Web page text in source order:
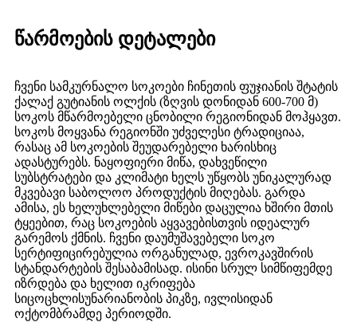
წარმოების დეტალები
ჩვენი სამკურნალო სოკოები ჩინეთის ფუჯიანის შტატის
ქალაქ გუტიანის ოლქის (ზღვის დონიდან 600-700 მ)
სოკოს მწარმოებელი ცნობილი რეგიონიდან მოჰყავთ.
სოკოს მოყვანა რეგიონში უძველესი ტრადიციაა,
რასაც ამ სოკოების შეუდარებელი ხარისხიც
ადასტურებს. ნაყოფიერი მიწა, დახვეწილი
სუბსტრატები და კლიმატი ხელს უწყობს უნიკალურად
მკვებავი საბოლოო პროდუქტის მიღებას. გარდა
ამისა, ეს ხელუხლებელი მიწები დაცულია ხშირი მთის
ტყეებით, რაც სოკოების აყვავებისთვის იდეალურ
გარემოს ქმნის. ჩვენი დაუმუშავებელი სოკო
სერტიფიცირებულია ორგანულად, ევროკავშირის
სტანდარტების შესაბამისად. ისინი სრულ სიმწიფემდე
იზრდება და ხელით იკრიფება
სიცოცხლისუნარიანობის პიკზე, ივლისიდან
ოქტომბრამდე პერიოდში.